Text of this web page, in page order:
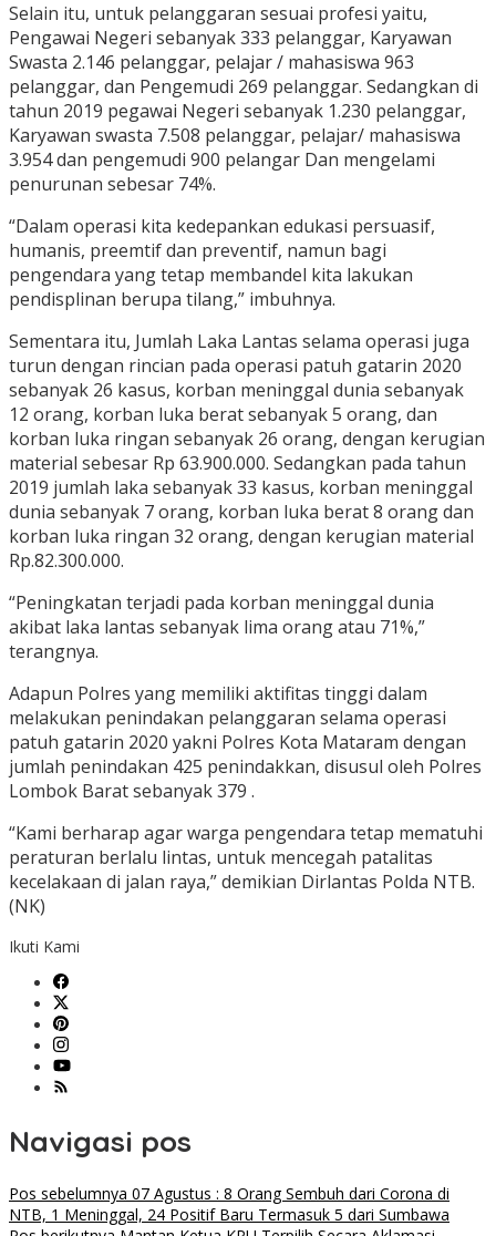
Selain itu, untuk pelanggaran sesuai profesi yaitu,
Pengawai Negeri sebanyak 333 pelanggar, Karyawan
Swasta 2.146 pelanggar, pelajar / mahasiswa 963
pelanggar, dan Pengemudi 269 pelanggar. Sedangkan di
tahun 2019 pegawai Negeri sebanyak 1.230 pelanggar,
Karyawan swasta 7.508 pelanggar, pelajar/ mahasiswa
3.954 dan pengemudi 900 pelangar Dan mengelami
penurunan sebesar 74%.
“Dalam operasi kita kedepankan edukasi persuasif,
humanis, preemtif dan preventif, namun bagi
pengendara yang tetap membandel kita lakukan
pendisplinan berupa tilang,” imbuhnya.
Sementara itu, Jumlah Laka Lantas selama operasi juga
turun dengan rincian pada operasi patuh gatarin 2020
sebanyak 26 kasus, korban meninggal dunia sebanyak
12 orang, korban luka berat sebanyak 5 orang, dan
korban luka ringan sebanyak 26 orang, dengan kerugian
material sebesar Rp 63.900.000. Sedangkan pada tahun
2019 jumlah laka sebanyak 33 kasus, korban meninggal
dunia sebanyak 7 orang, korban luka berat 8 orang dan
korban luka ringan 32 orang, dengan kerugian material
Rp.82.300.000.
“Peningkatan terjadi pada korban meninggal dunia
akibat laka lantas sebanyak lima orang atau 71%,”
terangnya.
Adapun Polres yang memiliki aktifitas tinggi dalam
melakukan penindakan pelanggaran selama operasi
patuh gatarin 2020 yakni Polres Kota Mataram dengan
jumlah penindakan 425 penindakkan, disusul oleh Polres
Lombok Barat sebanyak 379 .
“Kami berharap agar warga pengendara tetap mematuhi
peraturan berlalu lintas, untuk mencegah patalitas
kecelakaan di jalan raya,” demikian Dirlantas Polda NTB.
(NK)
Ikuti Kami
Navigasi pos
Pos sebelumnya 07 Agustus : 8 Orang Sembuh dari Corona di
NTB, 1 Meninggal, 24 Positif Baru Termasuk 5 dari Sumbawa